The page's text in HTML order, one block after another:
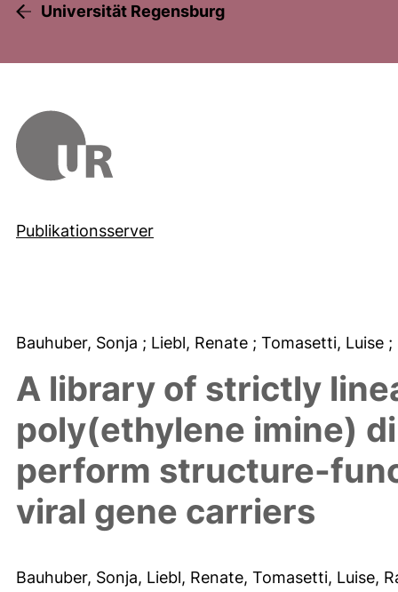
Universität Regensburg
Publikationsserver
Bauhuber, Sonja ; Liebl, Renate ; Tomasetti, Luise ;
A library of strictly
poly(ethylene imine)
perform structure-
viral gene carriers
Bauhuber, Sonja, Liebl, Renate, Tomasetti, Luise,